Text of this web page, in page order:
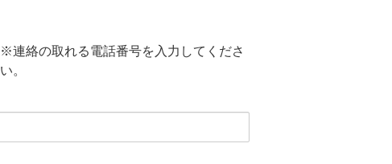
※連絡の取れる電話番号を入力してくださ
い。